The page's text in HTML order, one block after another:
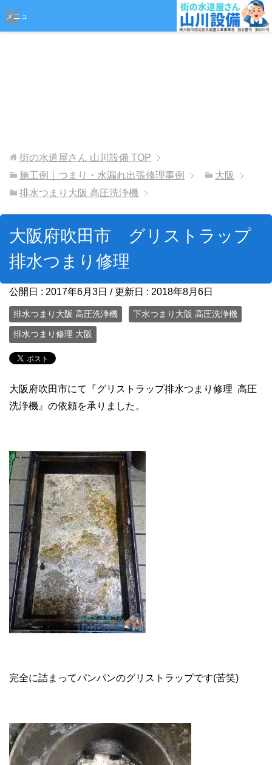
メニュ
街の水道屋さん 山川設備 TOP
施工例｜つまり・水漏れ出張修理事例
大阪
排水つまり大阪 高圧洗浄機
大阪府吹田市 グリストラップ
排水つまり修理
公開日 : 2017年6月3日 / 更新日 : 2018年8月6日
排水つまり大阪 高圧洗浄機 下水つまり大阪 高圧洗浄機
排水つまり修理 大阪
大阪府吹田市にて『グリストラップ排水つまり修理 高圧
洗浄機』の依頼を承りました。
完全に詰まってパンパンのグリストラップです(苦笑)